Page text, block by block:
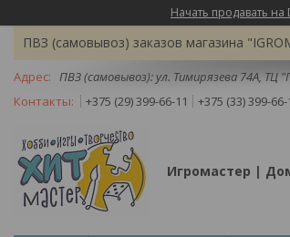
Начать продавать на
ПВЗ (самовывоз) заказов магазина
ПВЗ (самовывоз): ул. Тимирязева 74A, ТЦ
+375 (29) 399-66-11
+375 (33) 399-66-
Игромастер |